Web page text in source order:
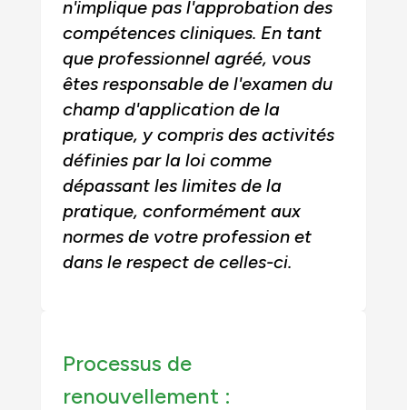
n'implique pas l'approbation des
compétences cliniques. En tant
que professionnel agréé, vous
êtes responsable de l'examen du
champ d'application de la
pratique, y compris des activités
définies par la loi comme
dépassant les limites de la
pratique, conformément aux
normes de votre profession et
dans le respect de celles-ci.
Processus de
renouvellement :